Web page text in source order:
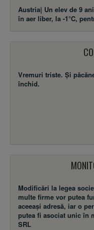
Austria| Un elev de 9
în aer liber, la -1°C,
Vremuri triste. Şi
închid.
Modificări la legea
multe firme vor putea
aceeaşi adresă, iar o
putea fi asociat unic în
SRL